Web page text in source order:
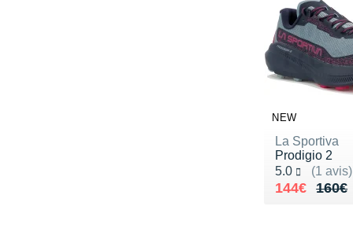
NEW
La Sportiva
Prodigio 2
5.0
(1 avis)
Noté 5.0 sur 5
160€
Au lieu de
144€
Vendu 144€